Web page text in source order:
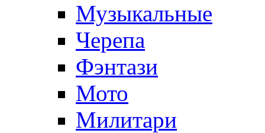
Музыкальные
Черепа
Фэнтази
Мото
Милитари